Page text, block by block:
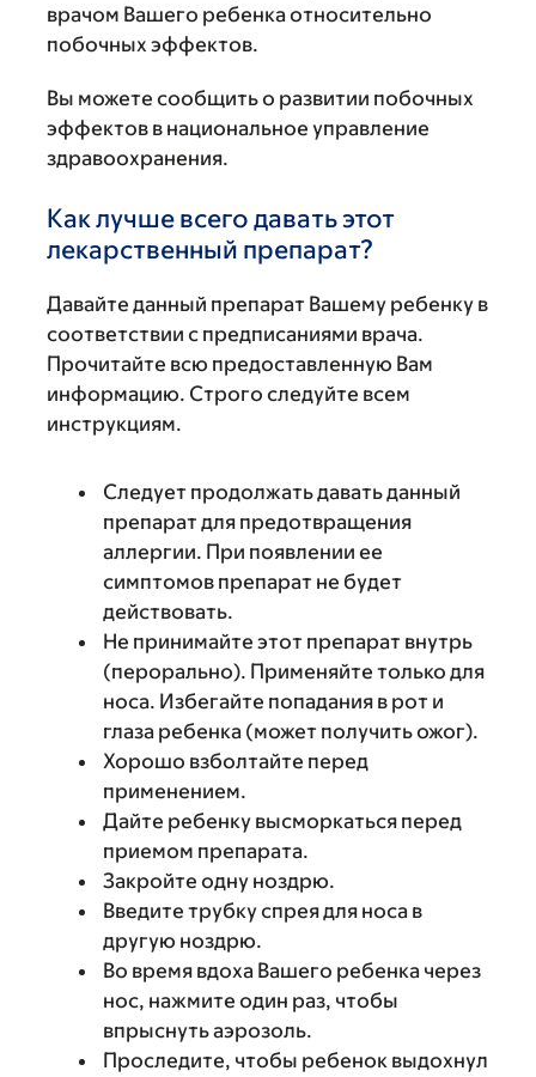
врачом Вашего ребенка относительно
побочных эффектов.
Вы можете сообщить о развитии побочных
эффектов в национальное управление
здравоохранения.
Как лучше всего давать этот
лекарственный препарат?
Давайте данный препарат Вашему ребенку в
соответствии с предписаниями врача.
Прочитайте всю предоставленную Вам
информацию. Строго следуйте всем
инструкциям.
Следует продолжать давать данный
препарат для предотвращения
аллергии. При появлении ее
симптомов препарат не будет
действовать.
Не принимайте этот препарат внутрь
(перорально). Применяйте только для
носа. Избегайте попадания в рот и
глаза ребенка (может получить ожог).
Хорошо взболтайте перед
применением.
Дайте ребенку высморкаться перед
приемом препарата.
Закройте одну ноздрю.
Введите трубку спрея для носа в
другую ноздрю.
Во время вдоха Вашего ребенка через
нос, нажмите один раз, чтобы
впрыснуть аэрозоль.
Проследите, чтобы ребенок выдохнул